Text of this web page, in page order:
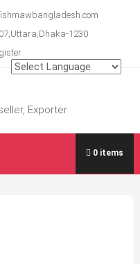
1230
Exporter
0 items